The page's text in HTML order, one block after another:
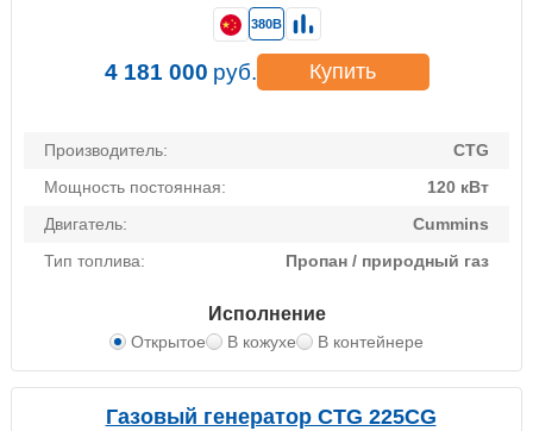
Производитель:
CTG
Мощность постоянная:
120 кВт
Двигатель:
Cummins
Тип топлива:
Пропан / природный газ
Исполнение
Открытое В кожухе В контейнере
380В
4 181 000 руб. Купить
Газовый генератор CTG 225CG